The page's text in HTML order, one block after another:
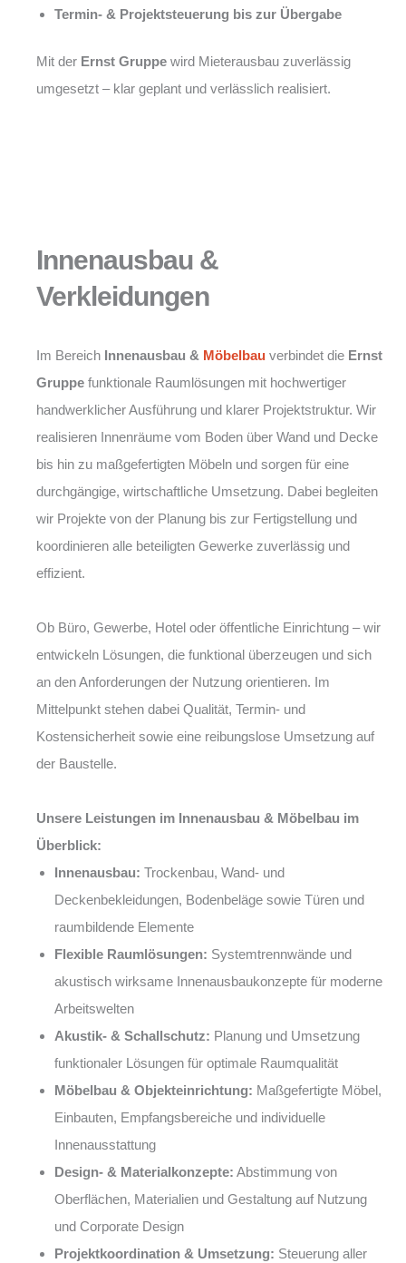
Termin- & Projektsteuerung bis zur Übergabe
Mit der Ernst Gruppe wird Mieterausbau zuverlässig
umgesetzt – klar geplant und verlässlich realisiert.
Innenausbau &
Verkleidungen
Im Bereich Innenausbau & Möbelbau verbindet die Ernst
Gruppe funktionale Raumlösungen mit hochwertiger
handwerklicher Ausführung und klarer Projektstruktur. Wir
realisieren Innenräume vom Boden über Wand und Decke
bis hin zu maßgefertigten Möbeln und sorgen für eine
durchgängige, wirtschaftliche Umsetzung. Dabei begleiten
wir Projekte von der Planung bis zur Fertigstellung und
koordinieren alle beteiligten Gewerke zuverlässig und
effizient.
Ob Büro, Gewerbe, Hotel oder öffentliche Einrichtung – wir
entwickeln Lösungen, die funktional überzeugen und sich
an den Anforderungen der Nutzung orientieren. Im
Mittelpunkt stehen dabei Qualität, Termin- und
Kostensicherheit sowie eine reibungslose Umsetzung auf
der Baustelle.
Unsere Leistungen im Innenausbau & Möbelbau im
Überblick:
Innenausbau: Trockenbau, Wand- und
Deckenbekleidungen, Bodenbeläge sowie Türen und
raumbildende Elemente
Flexible Raumlösungen: Systemtrennwände und
akustisch wirksame Innenausbaukonzepte für moderne
Arbeitswelten
Akustik- & Schallschutz: Planung und Umsetzung
funktionaler Lösungen für optimale Raumqualität
Möbelbau & Objekteinrichtung: Maßgefertigte Möbel,
Einbauten, Empfangsbereiche und individuelle
Innenausstattung
Design- & Materialkonzepte: Abstimmung von
Oberflächen, Materialien und Gestaltung auf Nutzung
und Corporate Design
Projektkoordination & Umsetzung: Steuerung aller